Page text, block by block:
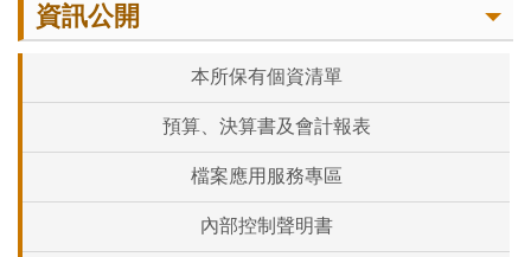
資訊公開
本所保有個資清單
預算、決算書及會計報表
檔案應用服務專區
內部控制聲明書